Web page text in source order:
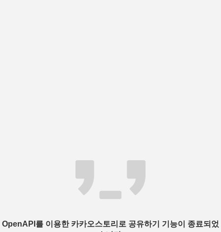
OpenAPI를 이용한 카카오스토리로 공유하기 기능이 종료되었